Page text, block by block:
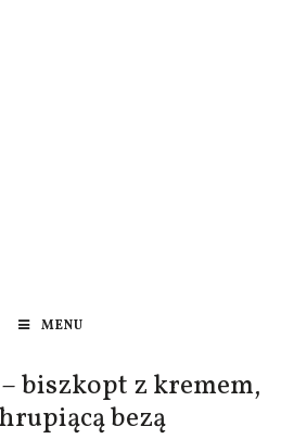
MENU
biszkopt z kremem,
bezą